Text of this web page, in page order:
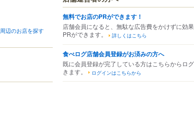
周辺のお店を探す
無料でお店のPRができます！
店舗会員になると、無駄な広告費をかけずに効
PRができます。
詳しくはこちら
食べログ店舗会員登録がお済みの方へ
既に会員登録が完了している方はこちらからロ
きます。
ログインはこちらから